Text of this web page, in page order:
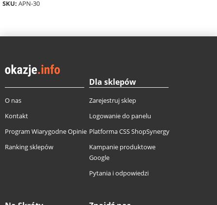
SKU: APN-30
O nas
Kontakt
Program Wiarygodne Opinie
Ranking sklepów
Dla sklepów
Zarejestruj sklep
Logowanie do panelu
Platforma CSS ShopSynergy
Kampanie produktowe
Google
Pytania i odpowiedzi